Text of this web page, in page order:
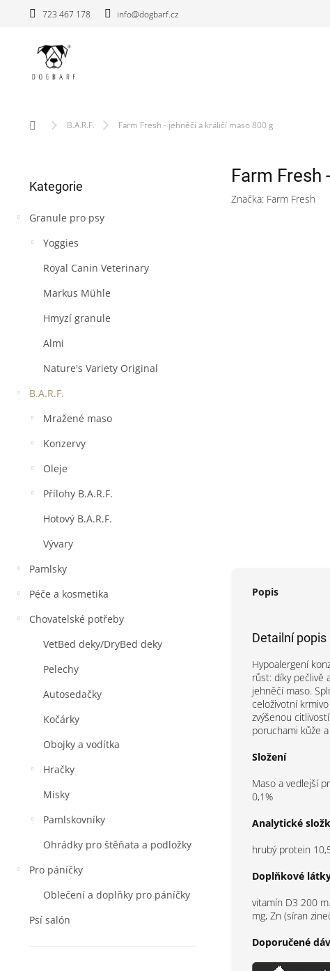
723 467 178 info@dogbarf.cz
Domů B.A.R.F. Farm Fresh - jehněčí a králičí maso 800 g
s
r
a
kategorie
Kategorie
Granule pro psy
Yoggies
Royal Canin Veterinary
Markus Mühle
Hmyzí granule
Almi
Nature's Variety Original
B.A.R.F.
Mražené maso
Konzervy
Oleje
Přílohy B.A.R.F.
Hotový B.A.R.F.
Vývary
Pamlsky
Péče a kosmetika
Chovatelské potřeby
VetBed deky/DryBed deky
Pelechy
Autosedačky
Kočárky
Obojky a vodítka
Hračky
Misky
Pamlskovníky
Ohrádky pro štěňata a podložky
Pro páníčky
Oblečení a doplňky pro páníčky
Psí salón
Farm Fresh
Značka: Farm Fresh
Popis
Detailní
Hypoalergení
růst: díky pečlivě
jehněčí maso.
celoživotní
zvýšenou
poruchami kůže
Složení
Maso a vedlejší
0,1%
Analytické
hrubý protein
Doplňkové
vitamín D3 200
mg, Zn (síran
Doporučené